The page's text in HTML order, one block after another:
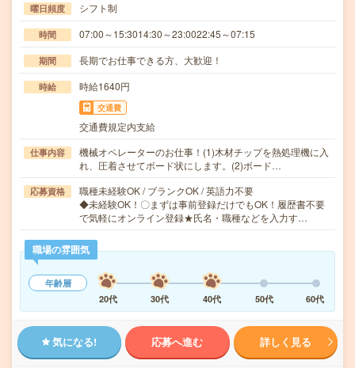
曜日頻度 シフト制
時間 07:00～15:3014:30～23:0022:45～07:15
期間 長期でお仕事できる方、大歓迎！
時給 時給1640円
交通費
交通費規定内支給
仕事内容
機械オペレーターのお仕事！(1)木材チップを熱処理機に入
れ、圧着させてボード状にします。(2)ボード…
応募資格
職種未経験OK / ブランクOK / 英語力不要
◆未経験OK！〇まずは事前登録だけでもOK！履歴書不要
で気軽にオンライン登録★氏名・職種などを入力す…
職場の雰囲気
年齢層
20代
30代 40代 50代 60代
気になる! 応募へ進む 詳しく見る